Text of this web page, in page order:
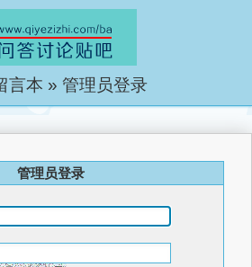
言本 » 管理员登录
管理员登录